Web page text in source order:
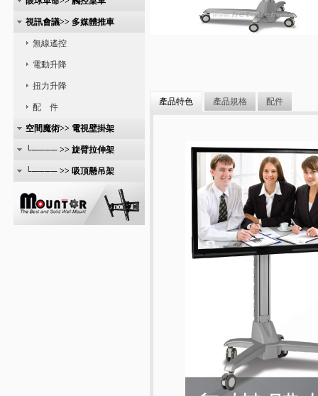
視訊會議>> 多媒體推車
無線遙控
電動升降
扭力升降
配 件
空間魔術>> 電視壁掛架
└──── >> 旋臂拉伸架
└──── >> 吸頂懸吊架
產品特色 產品規格 配件